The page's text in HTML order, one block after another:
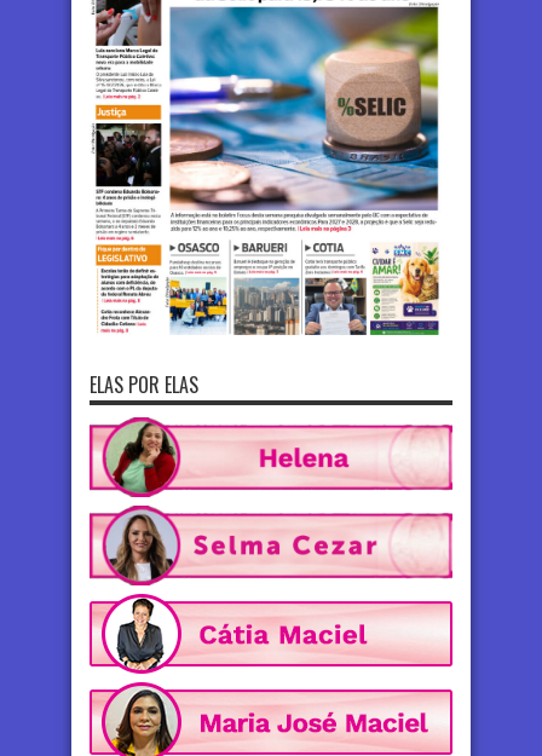
ELAS POR ELAS